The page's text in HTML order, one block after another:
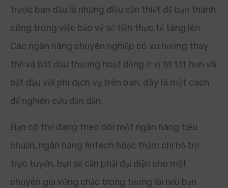
trước ban đầu là những điều cần thiết để bạn thành
công trong việc bảo vệ số tiền thực tế tăng lên.
Các ngân hàng chuyên nghiệp có xu hướng thay
thế và bắt đầu thường hoạt động ở vị trí tốt hơn và
bắt đầu với phí dịch vụ trên bàn, đây là một cách
để nghiên cứu dần dần.
Bạn có thể đang theo dõi một ngân hàng tiêu
chuẩn, ngân hàng fintech hoặc thậm chí hỗ trợ
trực tuyến, bạn sẽ cần phải đại diện cho một
chuyên gia vững chắc trong tương lai nếu bạn